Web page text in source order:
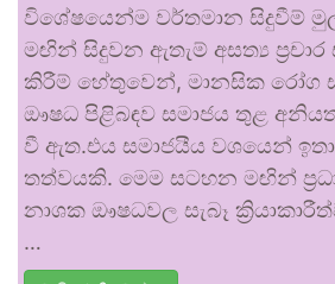
විශේෂයෙන්ම වර්තමාන සිදුවීම්
මඟින් සිදුවන ඇතැම් අසත්‍ය
කිරීම් හේතුවෙන්, මානසික රෝග
ඖෂධ පිළිබඳව සමාජය තුළ
වී ඇත.එය සමාජයීය වශයෙන්
තත්වයකි. මෙම සටහන මඟින්
නාශක ඖෂධවල සැබෑ
…